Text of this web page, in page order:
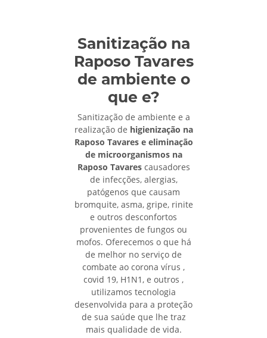
Sanitização na
Raposo Tavares
de ambiente o
que e?
Sanitização de ambiente e a
realização de higienização na
Raposo Tavares e eliminação
de microorganismos na
Raposo Tavarescausadores
de infecções, alergias,
patógenos que causam
bromquite, asma, gripe, rinite
e outros desconfortos
provenientes de fungos ou
mofos. Oferecemos o que há
de melhor no serviço de
combate ao corona vírus ,
covid 19, H1N1, e outros ,
utilizamos tecnologia
desenvolvida para a proteção
de sua saúde que lhe traz
mais qualidade de vida.